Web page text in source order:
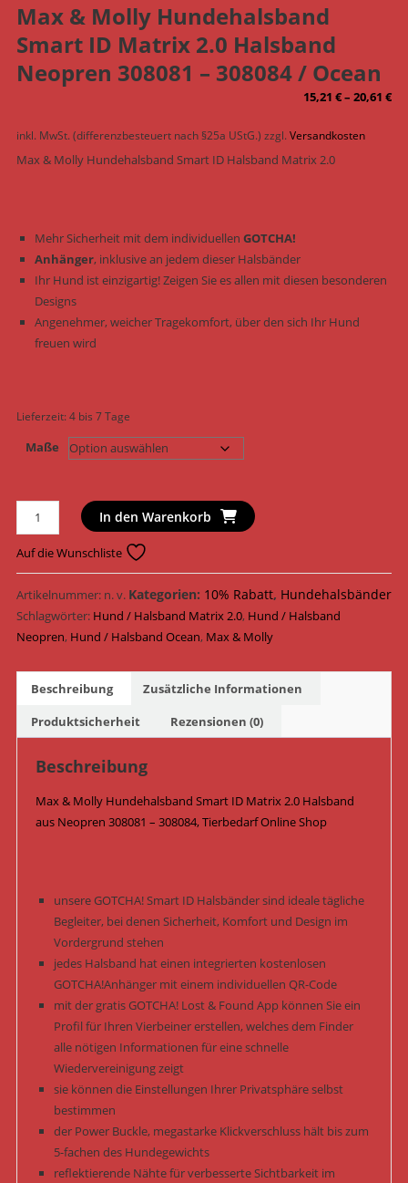
Max & Molly Hundehalsband
Smart ID Matrix 2.0 Halsband
Neopren 308081 – 308084 / Ocean
15,21€–20,61€
inkl. MwSt. (differenzbesteuert nach §25a UStG.) zzgl. Versandkosten
Max & Molly Hundehalsband Smart ID Halsband Matrix 2.0
Mehr Sicherheit mit dem individuellen GOTCHA!
Anhänger, inklusive an jedem dieser Halsbänder
Ihr Hund ist einzigartig! Zeigen Sie es allen mit diesen besonderen
Designs
Angenehmer, weicher Tragekomfort, über den sich Ihr Hund
freuen wird
Lieferzeit:4 bis 7 Tage
Maße
Max
&
Molly
Hundehalsband
Smart
ID
Matrix
Halsband
Neopren
308081
-
308084
Ocean
Menge
In den Warenkorb
Auf die Wunschliste
Artikelnummer: n. v. Kategorien: 10% Rabatt, Hundehalsbänder
Schlagwörter: Hund / Halsband Matrix 2.0, Hund / Halsband
Neopren, Hund / Halsband Ocean, Max & Molly
Beschreibung
Zusätzliche Informationen
Produktsicherheit
Rezensionen (0)
Beschreibung
Max & Molly Hundehalsband Smart ID Matrix 2.0 Halsband
aus Neopren 308081 – 308084, Tierbedarf Online Shop
unsere GOTCHA! Smart ID Halsbänder sind ideale tägliche
Begleiter, bei denen Sicherheit, Komfort und Design im
Vordergrund stehen
jedes Halsband hat einen integrierten kostenlosen
GOTCHA!Anhänger mit einem individuellen QR-Code
mit der gratis GOTCHA! Lost & Found App können Sie ein
Profil für Ihren Vierbeiner erstellen, welches dem Finder
alle nötigen Informationen für eine schnelle
Wiedervereinigung zeigt
sie können die Einstellungen Ihrer Privatsphäre selbst
bestimmen
der Power Buckle, megastarke Klickverschluss hält bis zum
5-fachen des Hundegewichts
reflektierende Nähte für verbesserte Sichtbarkeit im